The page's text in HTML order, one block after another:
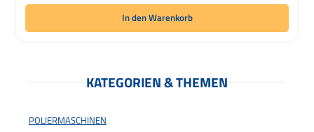
In den Warenkorb
KATEGORIEN & THEMEN
POLIERMASCHINEN